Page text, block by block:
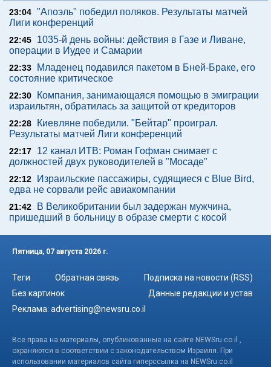
23:04 "Апоэль" победил поляков. Результаты матчей
Лиги конференций
22:45
1035-й день войны: действия в Газе и Ливане,
операции в Иудее и Самарии
22:33
Младенец подавился пакетом в Бней-Браке, его
состояние критическое
22:30
Компания, занимающаяся помощью в эмиграции
израильтян, обратилась за защитой от кредиторов
22:28
Киевляне победили. "Бейтар" проиграл.
Результаты матчей Лиги конференций
22:17
12 канал ИТВ: Роман Гофман снимает с
должностей двух руководителей в "Мосаде"
22:12
Израильские пассажиры, судящиеся с Blue Bird,
едва не сорвали рейс авиакомпании
21:42
В Великобритании был задержан мужчина,
пришедший в больницу в образе смерти с косой
Пятница, 07 августа 2026 г.
Теги Обратная связь
Подписка на новости (RSS)
Без картинок
Данные редакции и устав
Реклама: advertising@newsru.co.il
Все права на материалы, опубликованные на сайте NEWSru.co.il ,
охраняются в соответствии с законодательством Израиля. При
использовании материалов сайта гиперссылка на NEWSru.co.il